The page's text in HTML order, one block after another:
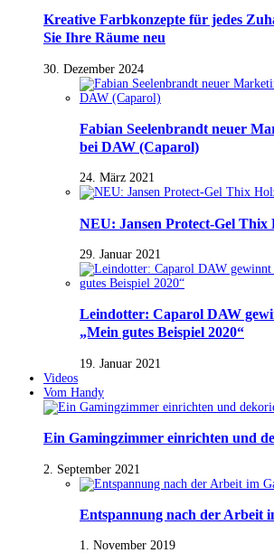
Kreative Farbkonzepte für jedes
Sie Ihre Räume neu
30. Dezember 2024
Fabian Seelenbrandt neuer
bei DAW (Caparol)
24. März 2021
NEU: Jansen Protect-Gel Thix
29. Januar 2021
Leindotter: Caparol DAW
„Mein gutes Beispiel 2020“
19. Januar 2021
Videos
Vom Handy
Ein Gamingzimmer einrichten und
2. September 2021
Entspannung nach der Arbeit
1. November 2019